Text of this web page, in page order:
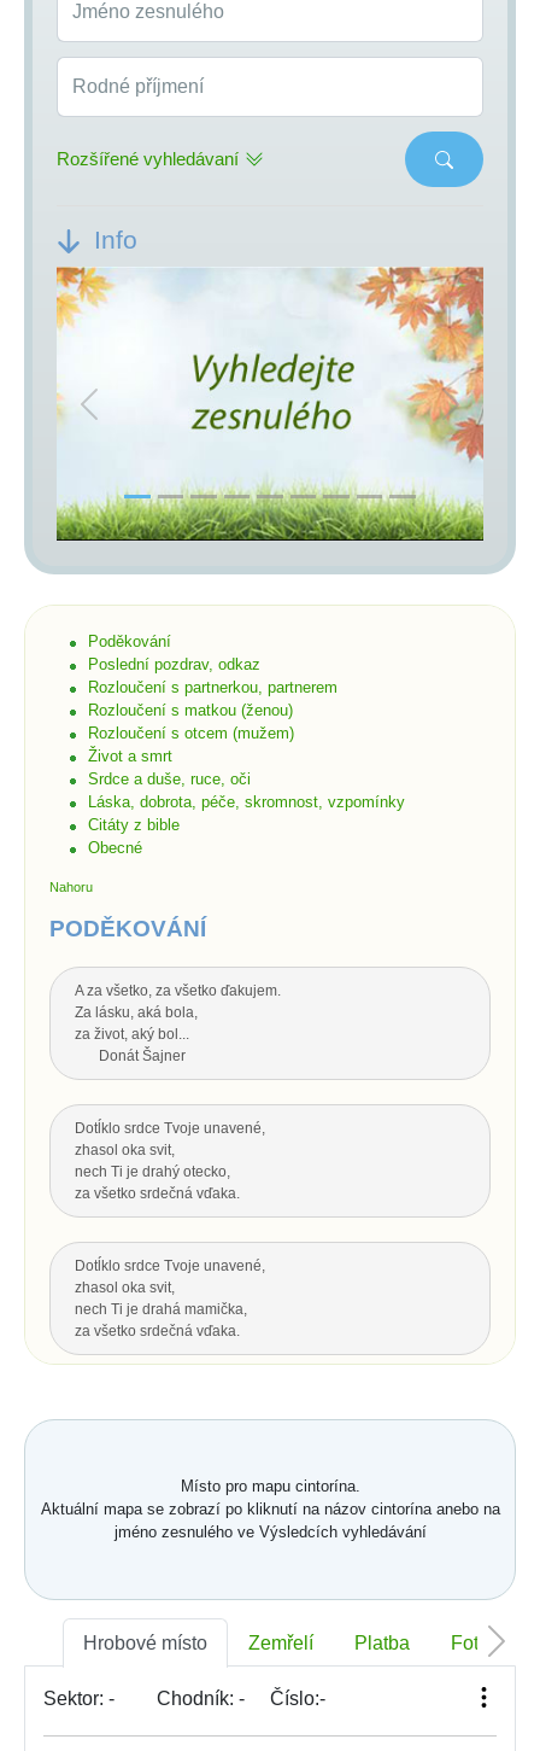
Jméno zesnulého
Rodné příjmení
Rozšířené vyhledávaní
Info
Previous Next
Poděkování
Poslední pozdrav, odkaz
Rozloučení s partnerkou, partnerem
Rozloučení s matkou (ženou)
Rozloučení s otcem (mužem)
Život a smrt
Srdce a duše, ruce, oči
Láska, dobrota, péče, skromnost, vzpomínky
Citáty z bible
Obecné
Nahoru
PODĚKOVÁNÍ
A za všetko, za všetko ďakujem.
Za lásku, aká bola,
za život, aký bol...
Donát Šajner
Dotĺklo srdce Tvoje unavené,
zhasol oka svit,
nech Ti je drahý otecko,
za všetko srdečná vďaka.
Dotĺklo srdce Tvoje unavené,
zhasol oka svit,
nech Ti je drahá mamička,
za všetko srdečná vďaka.
čo s vďakou dnes Ti môžem dať...
Nech je vôľa Tvoja nám všetkým,
ako vtákom je a hmyzu,
S. K. Neumann
Místo pro mapu cintorína.
Aktuální mapa se zobrazí po kliknutí na názov cintorína anebo na
jméno zesnulého ve Výsledcích vyhledávání
Hrobové místo Zemřelí Platba Foto
Sektor: - Chodník: - Číslo:-